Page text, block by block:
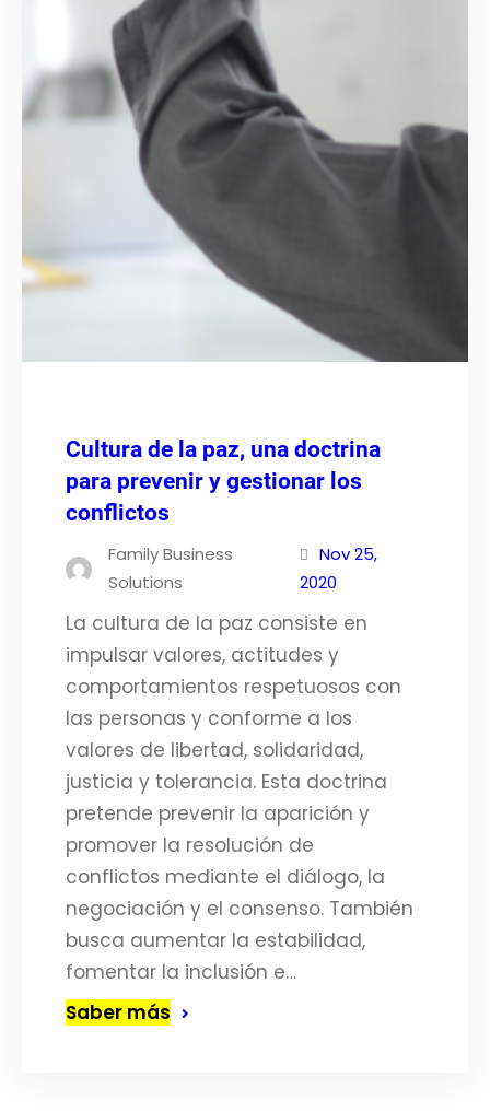
Cultura de la paz, una doctrina
para prevenir y gestionar los
conflictos
Family Business
Solutions
Nov 25,
2020
La cultura de la paz consiste en
impulsar valores, actitudes y
comportamientos respetuosos con
las personas y conforme a los
valores de libertad, solidaridad,
justicia y tolerancia. Esta doctrina
pretende prevenir la aparición y
promover la resolución de
conflictos mediante el diálogo, la
negociación y el consenso. También
busca aumentar la estabilidad,
fomentar la inclusión e…
Saber más